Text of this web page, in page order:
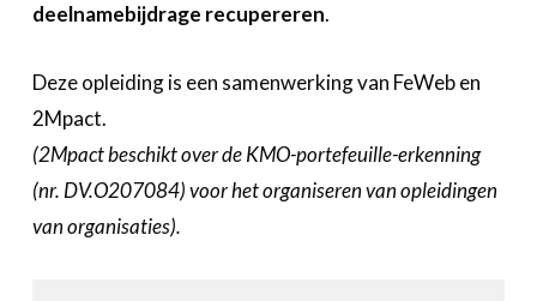
deelnamebijdrage recupereren.
Deze opleiding is een samenwerking van FeWeb en
2Mpact.
(2Mpact beschikt over de KMO-portefeuille-erkenning
(nr. DV.O207084) voor het organiseren van opleidingen
van organisaties).